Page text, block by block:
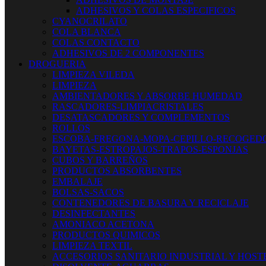
ADHESIVOS Y COLAS ESPECIFICOS
CYANOCRILATO
COLA BLANCA
COLAS CONTACTO
ADHESIVOS DE 2 COMPONENTES
DROGUERIA
LIMPIEZA VILEDA
LIMPIEZA
AMBIENTADORES Y ABSORBE HUMEDAD
RASCADORES-LIMPIACRISTALES
DESATASCADORES Y COMPLEMENTOS
ROLLOS
ESCOBA-FREGONA-MOPA-CEPILLO-
BAYETAS-ESTROPAJOS-TRAPOS-ESPONJAS
CUBOS Y BARREÑOS
PRODUCTOS ABSORBENTES
EMBALAJE
BOLSAS-SACOS
CONTENEDORES DE BASURA Y RECICLAJE
DESINFECTANTES
AMONIACO ACETONA
PRODUCTOS QUIMICOS
LIMPIEZA TEXTIL
ACCESORIOS SANITARIO INDUSTRIAL Y